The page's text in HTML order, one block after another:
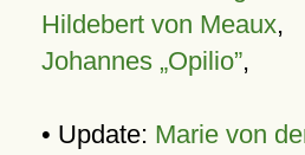
Hildebert von Meaux,
Johannes „Opilio”,
• Update: Marie von